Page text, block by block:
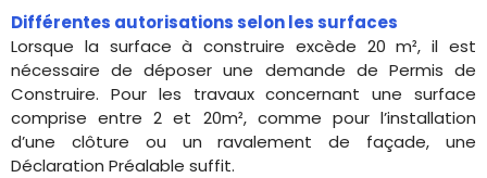
Différentes autorisations selon les surfaces
Lorsque la surface à construire excède 20 m², il est
nécessaire de déposer une demande de Permis de
Construire. Pour les travaux concernant une surface
comprise entre 2 et 20m², comme pour l’installation
d’une clôture ou un ravalement de façade, une
Déclaration Préalable suffit.